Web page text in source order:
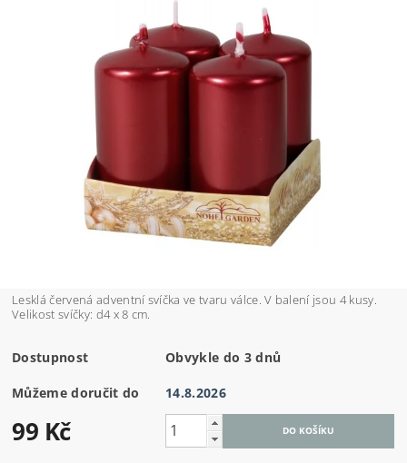
Lesklá červená adventní svíčka ve tvaru válce. V balení jsou 4 kusy.
Velikost svíčky: d4 x 8 cm.
Dostupnost Obvykle do 3 dnů
Můžeme doručit do 14.8.2026
99 Kč